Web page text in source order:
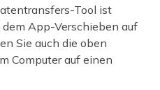
Tool ist
App-Verschieben auf
Sie auch die oben
Computer auf einen